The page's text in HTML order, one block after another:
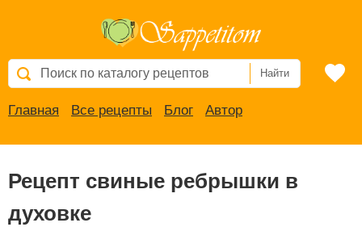
Найти
Главная Все рецепты Блог Автор
Рецепт свиные ребрышки в
духовке